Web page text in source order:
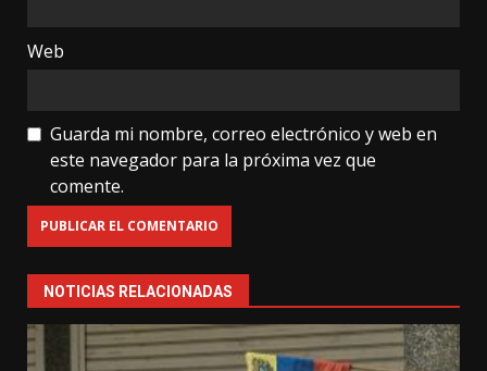
Web
Guarda mi nombre, correo electrónico y web en
este navegador para la próxima vez que
comente.
NOTICIAS RELACIONADAS